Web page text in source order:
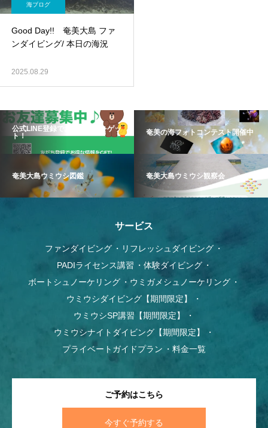
海ブログ
Good Day!! 奄美大島 ファ
ンダイビング/ 本日の海況
2025.08.29
公式LINE登録でお得な情報をゲッ
ト！
奄美の海フォトコンテスト開催中
奄美大島ウミウシ図鑑 奄美大島ウミウシ観察会
サービス
ファンダイビング
リフレッシュダイビング
PADIライセンス講習
体験ダイビング
ボートシュノーケリング
ウミガメシュノーケリング
ウミウシダイビング【期間限定】
ウミウシSP講習【期間限定】
ウミウシナイトダイビング【期間限定】
プライベートガイドプラン
料金一覧
ご予約はこちら
今すぐ予約する